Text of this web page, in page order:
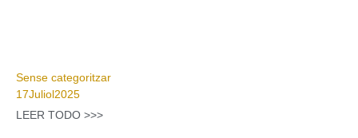
Sense categoritzar
17Juliol2025
LEER TODO >>>